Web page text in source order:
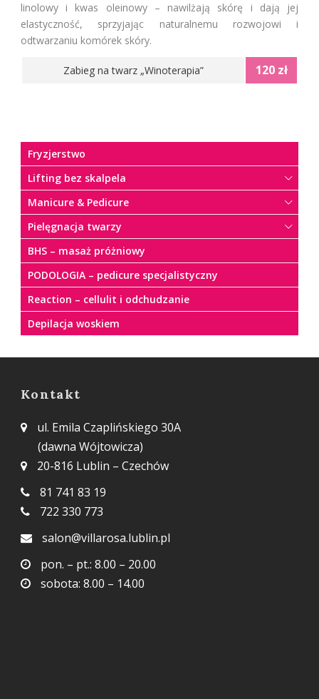
linolowy i kwas oleinowy – nawilżają skórę i dają jej
elastyczność, sprzyjając naturalnemu rozwojowi i
odtwarzaniu komórek skóry.
Zabieg na twarz „Winoterapia” 120 zł
Fryzjerstwo
Lifting bez skalpela
Manicure & Pedicure
Pielęgnacja twarzy
BHS – masaż próżniowy
PODOLOGIA – pedicure specjalistyczny
Reaction – cellulit i odchudzanie
Depilacja woskiem
Kontakt
ul. Emila Czaplińskiego 30A
(dawna Wójtowicza)
20-816 Lublin – Czechów
81 741 83 19
722 330 773
salon@villarosa.lublin.pl
pon. – pt.: 8.00 – 20.00
sobota: 8.00 – 14.00